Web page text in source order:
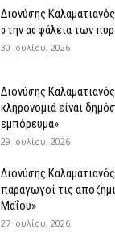
Διονύσης
στην ασφάλεια των
30 Ιουλίου, 2026
Διονύσης
κληρονομιά είναι
εμπόρευμα»
29 Ιουλίου, 2026
Διονύσης
παραγωγοί τις
Μαΐου»
27 Ιουλίου, 2026